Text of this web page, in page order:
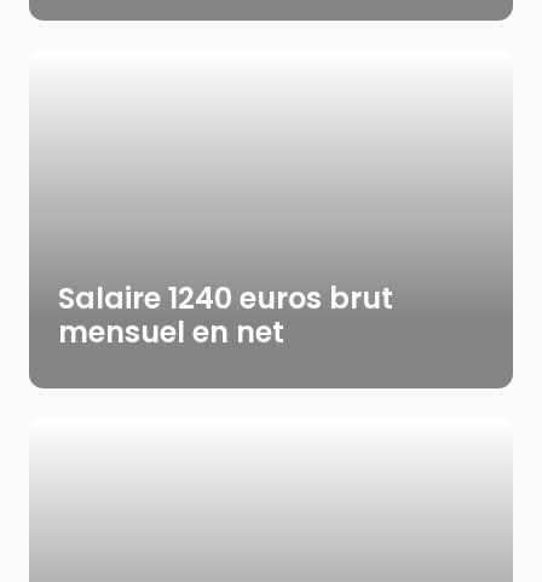
Salaire 1240 euros brut
mensuel en net